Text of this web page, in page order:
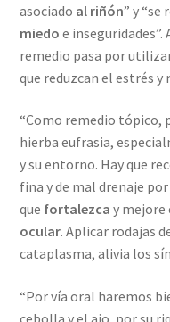
asociado al riñón” y “se
miedo e inseguridades”.
remedio pasa por
que reduzcan el estrés y
“Como remedio tópico,
hierba eufrasia,
y su entorno. Hay que
fina y de mal drenaje
que fortalezca y mejore
ocular. Aplicar rodajas
cataplasma, alivia los
“Por vía oral haremos